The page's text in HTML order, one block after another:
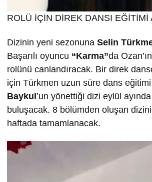
ROLÜ İÇİN DİREK DANSI EĞİTİMİ
Dizinin yeni sezonuna Selin T
Başarılı oyuncu “Karma”da
rolünü canlandıracak. Bir direk
için Türkmen uzun süre dans eğitimi
Baykul ’un yönettiği dizi eylül
buluşacak. 8 bölümden oluşan
haftada tamamlanacak.